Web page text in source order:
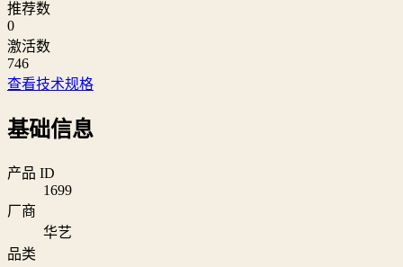
推荐数
0
激活数
746
查看技术规格
基础信息
产品 ID
1699
厂商
华艺
品类